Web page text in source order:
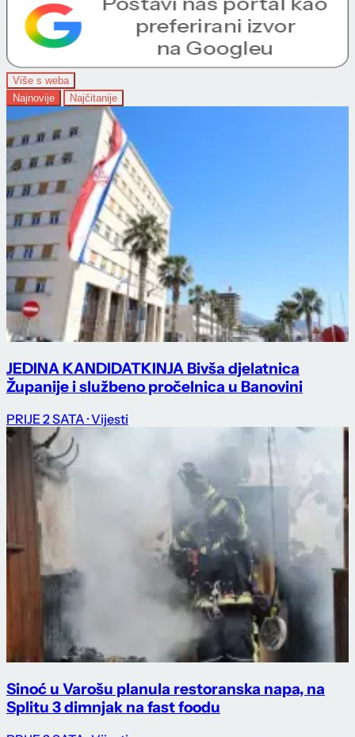
Više s weba
Najnovije
Najčitanije
JEDINA KANDIDATKINJA Bivša djelatnica
Županije i službeno pročelnica u Banovini
PRIJE 2 SATA · Vijesti
Sinoć u Varošu planula restoranska napa, na
Splitu 3 dimnjak na fast foodu